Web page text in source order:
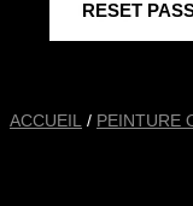
ACCUEIL / PEINTURE